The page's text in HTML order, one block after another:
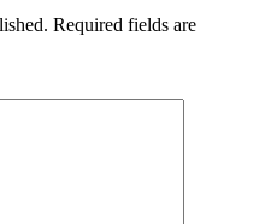
Required fields are